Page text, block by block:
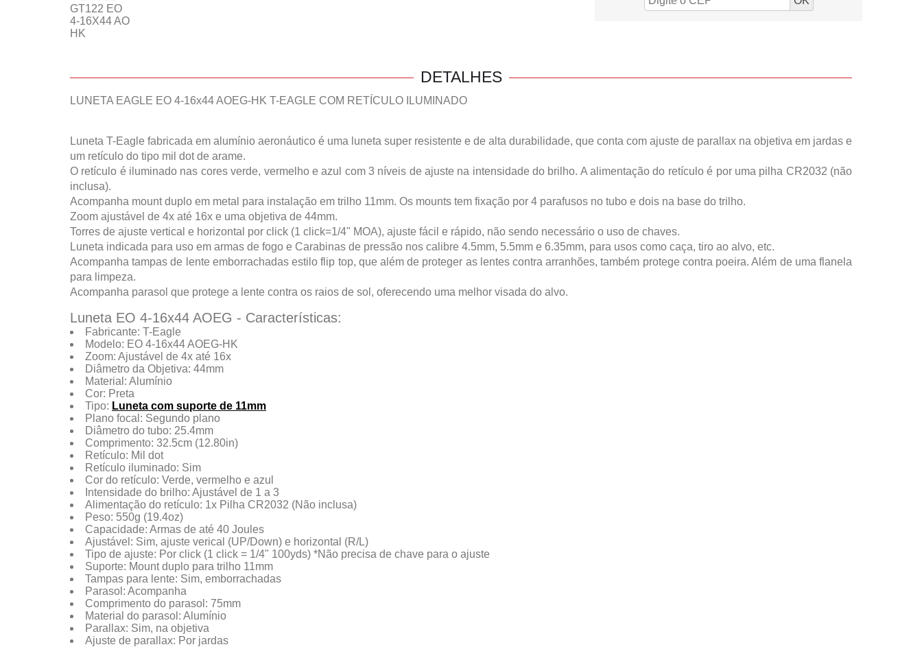
DETALHES
LUNETA EAGLE EO 4-16x44 AOEG-HK T-EAGLE COM RETÍCULO ILUMINADO
Luneta T-Eagle fabricada em alumínio aeronáutico é uma luneta super resistente e de alta durabilidade, que conta com ajuste de parallax na objetiva em jardas e
um retículo do tipo mil dot de arame.
O retículo é iluminado nas cores verde, vermelho e azul com 3 níveis de ajuste na intensidade do brilho. A alimentação do retículo é por uma pilha CR2032 (não
inclusa).
Acompanha mount duplo em metal para instalação em trilho 11mm. Os mounts tem fixação por 4 parafusos no tubo e dois na base do trilho.
Zoom ajustável de 4x até 16x e uma objetiva de 44mm.
Torres de ajuste vertical e horizontal por click (1 click=1/4" MOA), ajuste fácil e rápido, não sendo necessário o uso de chaves.
Luneta indicada para uso em armas de fogo e Carabinas de pressão nos calibre 4.5mm, 5.5mm e 6.35mm, para usos como caça, tiro ao alvo, etc.
Acompanha tampas de lente emborrachadas estilo flip top, que além de proteger as lentes contra arranhões, também protege contra poeira. Além de uma flanela
para limpeza.
Acompanha parasol que protege a lente contra os raios de sol, oferecendo uma melhor visada do alvo.
Luneta EO 4-16x44 AOEG - Características:
Fabricante: T-Eagle
Modelo: EO 4-16x44 AOEG-HK
Zoom: Ajustável de 4x até 16x
Diâmetro da Objetiva: 44mm
Material: Alumínio
Cor: Preta
Tipo: Luneta com suporte de 11mm
Plano focal: Segundo plano
Diâmetro do tubo: 25.4mm
Comprimento: 32.5cm (12.80in)
Retículo: Mil dot
Retículo iluminado: Sim
Cor do retículo: Verde, vermelho e azul
Intensidade do brilho: Ajustável de 1 a 3
Alimentação do retículo: 1x Pilha CR2032 (Não inclusa)
Peso: 550g (19.4oz)
Capacidade: Armas de até 40 Joules
Ajustável: Sim, ajuste verical (UP/Down) e horizontal (R/L)
Tipo de ajuste: Por click (1 click = 1/4" 100yds) *Não precisa de chave para o ajuste
Suporte: Mount duplo para trilho 11mm
Tampas para lente: Sim, emborrachadas
Parasol: Acompanha
Comprimento do parasol: 75mm
Material do parasol: Alumínio
Parallax: Sim, na objetiva
Ajuste de parallax: Por jardas